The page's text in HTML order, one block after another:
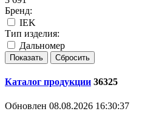
Бренд:
IEK
Тип изделия:
Дальномер
Каталог продукции 36325
Обновлен 08.08.2026 16:30:37